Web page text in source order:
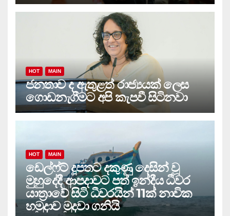
HOT MAIN
ජනතාව ද ඇතුළත් රාජ්‍යයක් ලෙස
ගොඩනැගීමට අපි කැපවී සිටිනවා
HOT MAIN
ඩෙල්ෆ්ට් දූපතට දකුණු දෙසින් වූ
මුහුදේදී ආපදාවට පත් ඉන්දීය ධීවර
යාත්‍රාවේ සිටි ධීවරයින් 11ක් නාවික
හමුදාව මුදවා ගනියි